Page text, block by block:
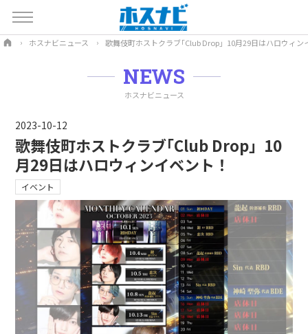
ホスナビニュース 歌舞伎町ホストクラブ｢Club Drop」10月29日はハロウィン
NEWS
ホスナビニュース
2023-10-12
歌舞伎町ホストクラブ｢Club Drop」10
月29日はハロウィンイベント！
イベント